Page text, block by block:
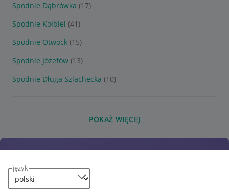
język
Spodnie Dąbrówka (17)
Spodnie Kołbiel (41)
Spodnie Otwock (15)
Spodnie Józefów (13)
Spodnie Długa Szlachecka (10)
POKAŻ WIĘCEJ